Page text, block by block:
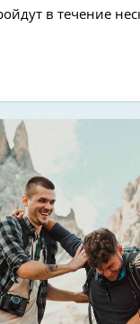
в течение